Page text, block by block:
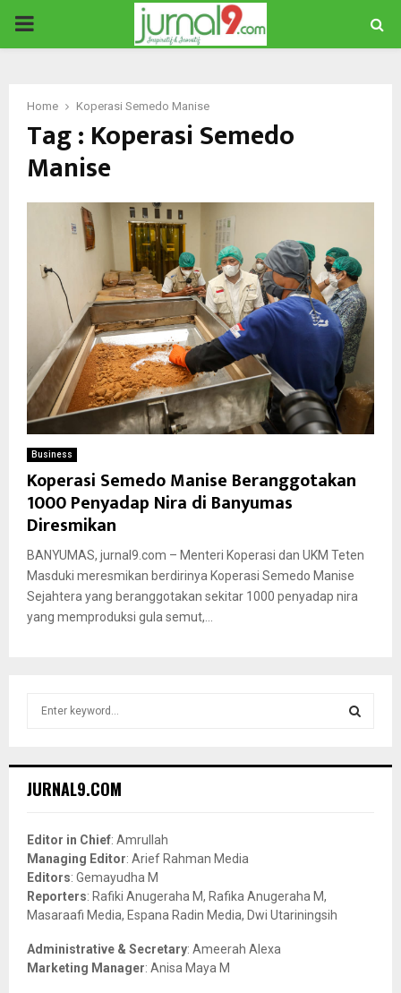
PRIMARY
Home Koperasi Semedo Manise
Tag : Koperasi Semedo
Manise
Business
Koperasi Semedo Manise Beranggotakan
1000 Penyadap Nira di Banyumas
Diresmikan
BANYUMAS, jurnal9.com – Menteri Koperasi dan UKM Teten
Masduki meresmikan berdirinya Koperasi Semedo Manise
Sejahtera yang beranggotakan sekitar 1000 penyadap nira
yang memproduksi gula semut,...
h
o
r
:
JURNAL9.COM
Editor in Chief: Amrullah
Managing Editor: Arief Rahman Media
Editors: Gemayudha M
Reporters: Rafiki Anugeraha M, Rafika Anugeraha M,
Masaraafi Media, Espana Radin Media, Dwi Utariningsih
Administrative & Secretary: Ameerah Alexa
Marketing Manager: Anisa Maya M